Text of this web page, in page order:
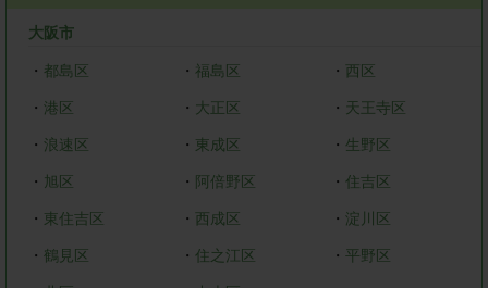
大阪市
・ 都島区 ・ 福島区 ・ 西区
・ 港区 ・ 大正区 ・ 天王寺区
・ 浪速区 ・ 東成区 ・ 生野区
・ 旭区 ・ 阿倍野区 ・ 住吉区
・ 東住吉区 ・ 西成区 ・ 淀川区
・ 鶴見区 ・ 住之江区 ・平野区